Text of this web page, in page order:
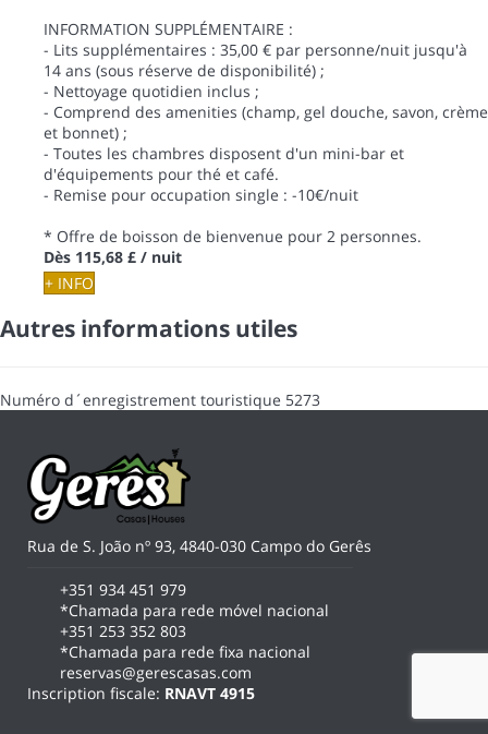
INFORMATION SUPPLÉMENTAIRE :
- Lits supplémentaires : 35,00 € par personne/nuit jusqu'à
14 ans (sous réserve de disponibilité) ;
- Nettoyage quotidien inclus ;
- Comprend des amenities (champ, gel douche, savon, crème
et bonnet) ;
- Toutes les chambres disposent d'un mini-bar et
d'équipements pour thé et café.
- Remise pour occupation single : -10€/nuit
* Offre de boisson de bienvenue pour 2 personnes.
Dès 115,68 £ / nuit
+ INFO
Autres informations utiles
Numéro d´enregistrement touristique 5273
Rua de S. João nº 93, 4840-030 Campo do Gerês
+351 934 451 979
*Chamada para rede móvel nacional
+351 253 352 803
*Chamada para rede fixa nacional
reservas@gerescasas.com
Inscription fiscale: RNAVT 4915